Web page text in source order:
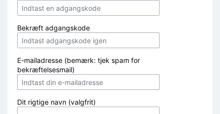
Bekræft adgangskode
E-mailadresse (bemærk: tjek spam for
bekræftelsesmail)
Dit rigtige navn (valgfrit)